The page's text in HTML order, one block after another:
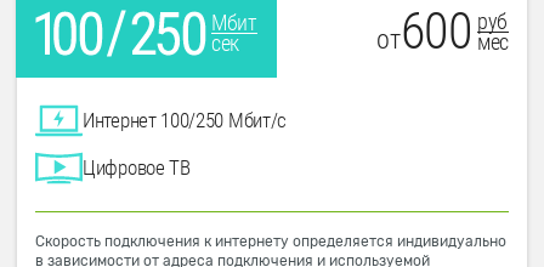
Мбит
сек
от600 руб
мес
Интернет 100/250 Мбит/с
Цифровое ТВ
Скорость подключения к интернету определяется индивидуально
в зависимости от адреса подключения и используемой